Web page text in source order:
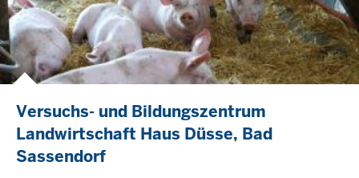
Versuchs- und Bildungszentrum
Landwirtschaft Haus Düsse, Bad
Sassendorf